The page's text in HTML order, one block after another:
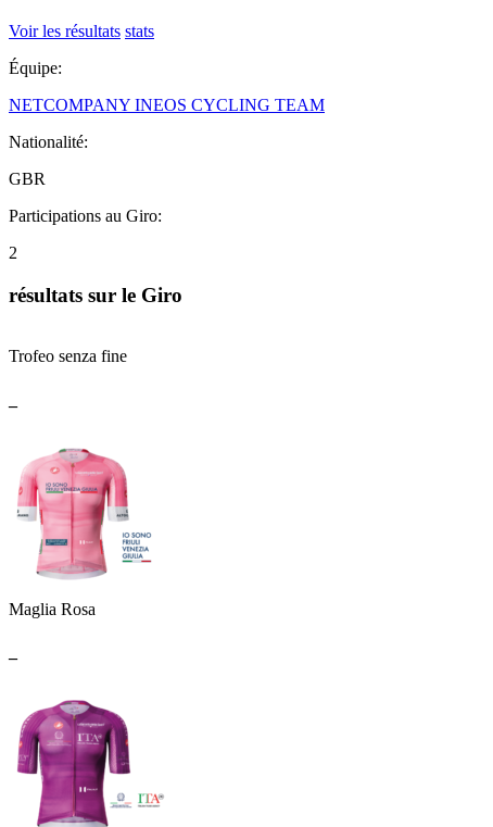
Voir les résultats stats
Équipe:
NETCOMPANY INEOS CYCLING TEAM
Nationalité:
GBR
Participations au Giro:
2
résultats sur le Giro
Trofeo senza fine
Maglia Rosa